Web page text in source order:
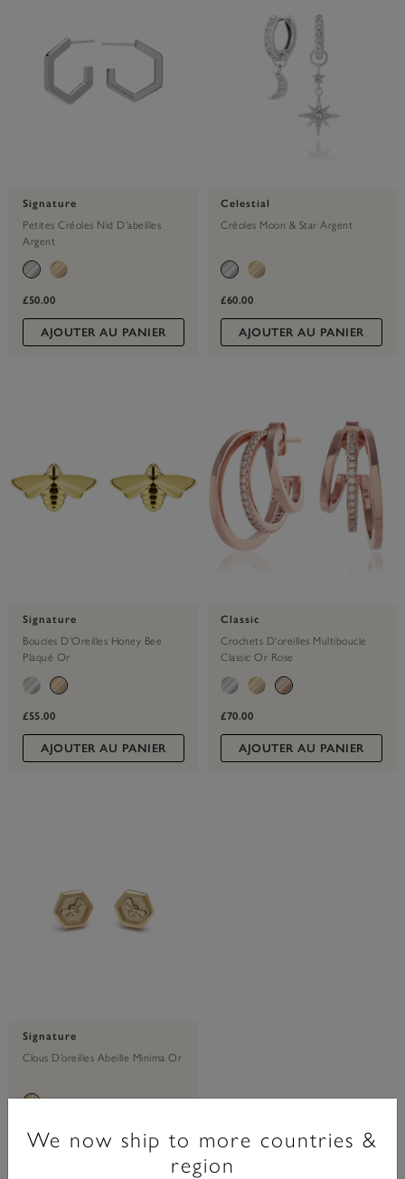
Signature
Petites Créoles Nid D'abeilles
Argent
£50.00
AJOUTER AU PANIER
Celestial
Créoles Moon & Star Argent
£60.00
AJOUTER AU PANIER
Signature
Boucles D'Oreilles Honey Bee
Plaqué Or
£55.00
AJOUTER AU PANIER
Classic
Crochets D'oreilles Multiboucle
Classic Or Rose
£70.00
AJOUTER AU PANIER
Signature
Clous D’oreilles Abeille Minima Or
£50.00
We now ship to more countries &
region